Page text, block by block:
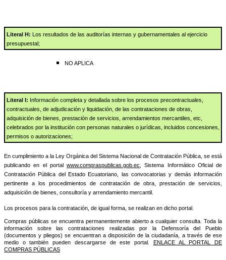
Literal H: Los resultados de las auditorías internas y gubernamentales al ejercicio
presupuestal;
NO APLICA
Literal I: Información completa y detallada sobre los procesos precontractuales,
contractuales, de adjudicación y liquidación, de las contrataciones de obras,
adquisición de bienes, prestación de servicios, arrendamientos mercantiles, etc,
celebrados por la institución con personas naturales o jurídicas, incluidos concesiones,
permisos o autorizaciones;
En cumplimiento a la Ley Orgánica del Sistema Nacional de Contratación Pública, se está
publicando en el portal www.compraspublicas.gob.ec , Sistema Informático Oficial de
Contratación Pública del Estado Ecuatoriano, las convocatorias y demás información
pertinente a los procedimientos de contratación de obra, prestación de servicios,
adquisición de bienes, consultoría y arrendamiento mercantil.
Los procesos para la contratación, de igual forma, se realizan en dicho portal.
Compras públicas se encuentra permanentemente abierto a cualquier consulta. Toda la
información sobre las contrataciones realizadas por la Defensoría del Pueblo
(documentos y pliegos) se encuentran a disposición de la ciudadanía, a través de ese
medio o también pueden descargarse de este portal. ENLACE AL PORTAL DE
COMPRAS PÚBLICAS